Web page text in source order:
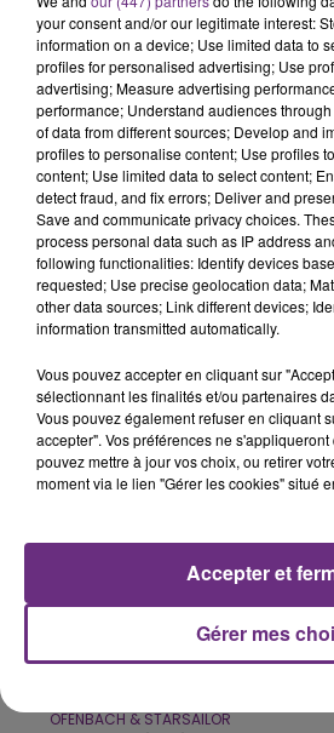
rémois. Le magasin JouéClub
fermer ses portes.
TITRES DIFFUSÉS
14h19
14h19
ALEX WARREN
Fever Dream
14h07
14h07
OFENBACH & STARSAILOR
your consent and/or our legitimate interest:
information on a device; Use limited data to
profiles for personalised advertising; Use
advertising; Measure advertising
performance; Understand audiences
of data from different sources; Develop and
profiles to personalise content; Use profiles
content; Use limited data to select content;
detect fraud, and fix errors; Deliver and
Save and communicate privacy choices.
process personal data such as IP address
following functionalities: Identify devices
requested; Use precise geolocation data;
other data sources; Link different devices;
information transmitted automatically.
Vous pouvez accepter en cliquant sur
sélectionnant les finalités et/ou partenaires
Vous pouvez également refuser en cliquant
accepter". Vos préférences ne
pouvez mettre à jour vos choix, ou retirer
moment via le lien "Gérer les cookies" situé
Gérer mes
Accepter et